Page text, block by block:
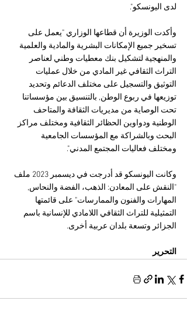
لدى اليونسكو".
وأكدت الوزيرة أن قطاعها الوزاري "يعمل على
تسخير جميع الإمكانات البشرية والمادية والعلمية
والمنهجية لتشكيل بنك معطيات وطني لعناصر
التراث الثقافي غير المادي من خلال عمليات
التوثيق والتسجيل على مختلف الدعائم وتحديد
توزيعها في ربوع الوطن, بالتنسيق بين مؤسساتنا
تحت الوصاية من مديريات الثقافة والمتاحف
الوطنية ودواوين الحظائر الثقافية ومختلف مراكز
البحث وبالشراكة مع المؤسسات الجامعية
ومختلف فعاليات المجتمع المدني".
وكانت اليونسكو قد أدرجت في ديسمبر 2023 ملف
"النقش على المعادن: الذهب، الفضة والنحاس,
المهارات والفنون والممارسات" على قائمتها
التمثيلية للتراث الثقافي اللامادي للإنسانية باسم
الجزائر وتسعة بلدان عربية أخرى.
التحرير